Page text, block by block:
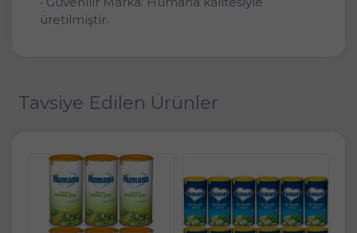
üretilmiştir.
Tavsiye Edilen Ürünler